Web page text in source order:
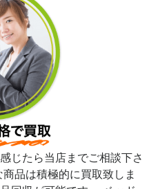
じたら当店までご相談下さ
品は積極的に買取致しま